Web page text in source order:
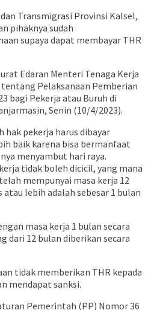
Transmigrasi Provinsi Kalsel,
pihaknya sudah
supaya dapat membayar THR
Edaran Menteri Tenaga Kerja
Pelaksanaan Pemberian
bagi Pekerja atau Buruh di
Senin (10/4/2023).
hak pekerja harus dibayar
baik karena bisa bermanfaat
menyambut hari raya.
tidak boleh dicicil, yang mana
mempunyai masa kerja 12
lebih adalah sebesar 1 bulan
masa kerja 1 bulan secara
dari 12 bulan diberikan secara
tidak memberikan THR kepada
mendapat sanksi.
Pemerintah (PP) Nomor 36